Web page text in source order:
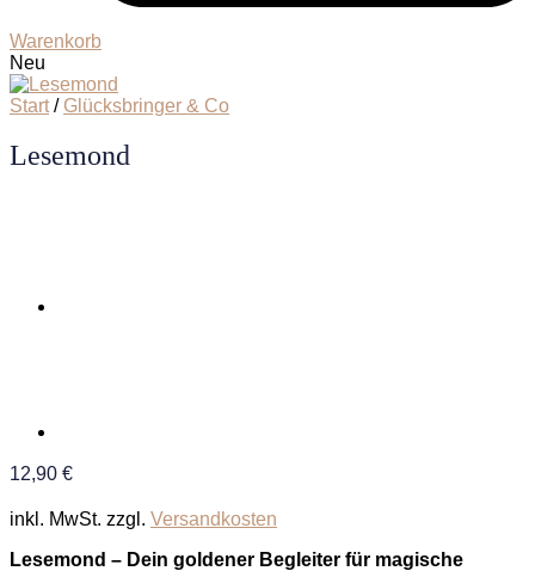
Warenkorb
Neu
Start / Glücksbringer & Co
Lesemond
12,90 €
inkl. MwSt. zzgl. Versandkosten
Lesemond – Dein goldener Begleiter für magische